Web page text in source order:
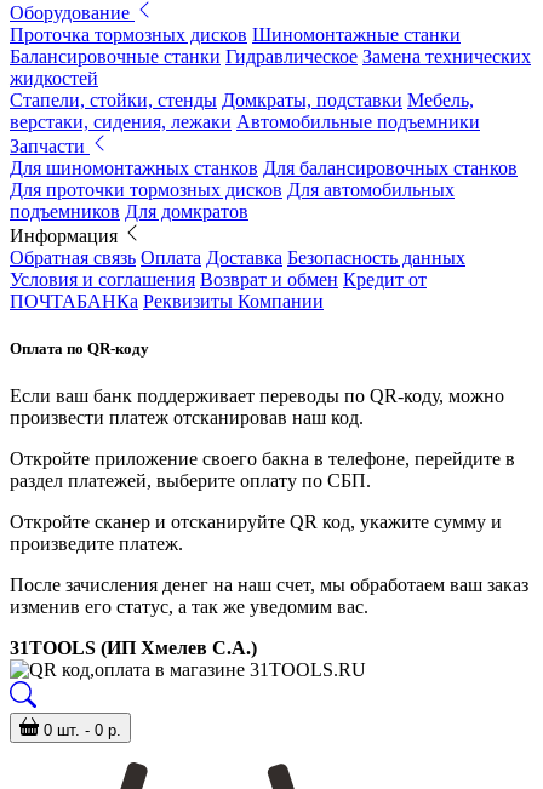
Оборудование
Проточка тормозных дисков Шиномонтажные станки
Балансировочные станки Гидравлическое Замена технических
жидкостей
Стапели, стойки, стенды Домкраты, подставки Мебель,
верстаки, сидения, лежаки Автомобильные подъемники
Запчасти
Для шиномонтажных станков Для балансировочных станков
Для проточки тормозных дисков Для автомобильных
подъемников Для домкратов
Информация
Обратная связь Оплата Доставка Безопасность данных
Условия и соглашения Возврат и обмен Кредит от
ПОЧТАБАНКа Реквизиты Компании
Оплата по QR-коду
Если ваш банк поддерживает переводы по QR-коду, можно
произвести платеж отсканировав наш код.
Откройте приложение своего бакна в телефоне, перейдите в
раздел платежей, выберите оплату по СБП.
Откройте сканер и отсканируйте QR код, укажите сумму и
произведите платеж.
После зачисления денег на наш счет, мы обработаем ваш заказ
изменив его статус, а так же уведомим вас.
31TOOLS (ИП Хмелев С.А.)
0 шт. - 0 р.